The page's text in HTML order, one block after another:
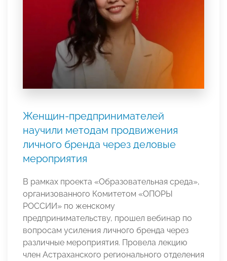
Женщин-предпринимателей
научили методам продвижения
личного бренда через деловые
мероприятия
В рамках проекта «Образовательная среда»,
организованного Комитетом «ОПОРЫ
РОССИИ» по женскому
предпринимательству, прошел вебинар по
вопросам усиления личного бренда через
различные мероприятия. Провела лекцию
член Астраханского регионального отделения